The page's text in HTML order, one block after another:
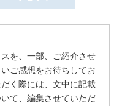
を、一部、ご紹介させ
ご感想をお待ちしてお
く際には、文中に記載
て、編集させていただ